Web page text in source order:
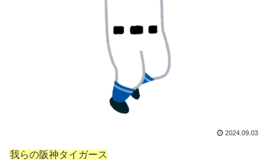
2024.09.03
我らの阪神タイガース